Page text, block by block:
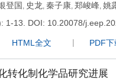
登国 , 史龙, 秦子康, 郑峻峰, 姚
1-13.
DOI: 10.20078/
HTML全文 PDF下
转化制化学品研究进展